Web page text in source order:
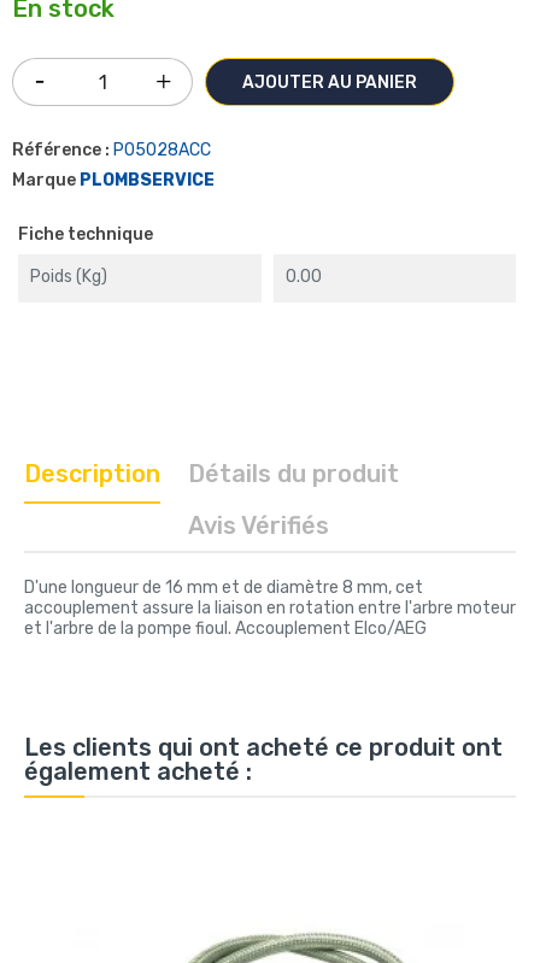
En stock
AJOUTER AU PANIER
Référence : P05028ACC
Marque PLOMBSERVICE
Fiche technique
Poids (kg) 0.00
Description
Détails du produit
Avis Vérifiés
D'une longueur de 16 mm et de diamètre 8 mm, cet
accouplement assure la liaison en rotation entre l'arbre moteur
et l'arbre de la pompe fioul. Accouplement Elco/AEG
Les clients qui ont acheté ce produit ont
également acheté :